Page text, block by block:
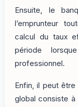
Ensuite, le
l’emprunteur
calcul du taux
période
professionnel.
Enfin, il peut
global consiste à